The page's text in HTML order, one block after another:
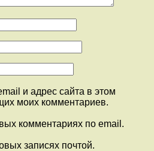
и адрес сайта в этом
моих комментариев.
комментариях по email.
записях почтой.